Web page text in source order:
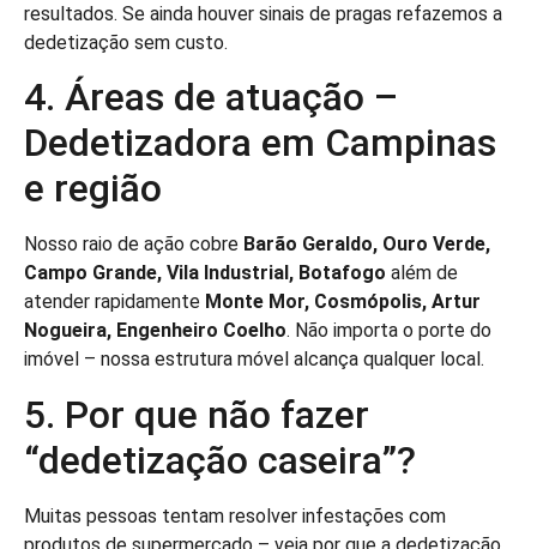
resultados. Se ainda houver sinais de pragas refazemos a
dedetização sem custo.
4. Áreas de atuação –
Dedetizadora em Campinas
e região
Nosso raio de ação cobre Barão Geraldo, Ouro Verde,
Campo Grande, Vila Industrial, Botafogo além de
atender rapidamente Monte Mor, Cosmópolis, Artur
Nogueira, Engenheiro Coelho. Não importa o porte do
imóvel – nossa estrutura móvel alcança qualquer local.
5. Por que não fazer
“dedetização caseira”?
Muitas pessoas tentam resolver infestações com
produtos de supermercado – veja por que a dedetização